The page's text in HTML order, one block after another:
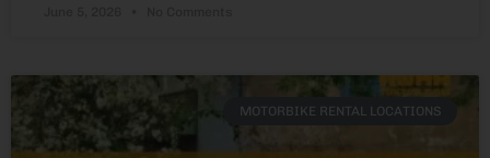
MOTORBIKE RENTAL LOCATIONS